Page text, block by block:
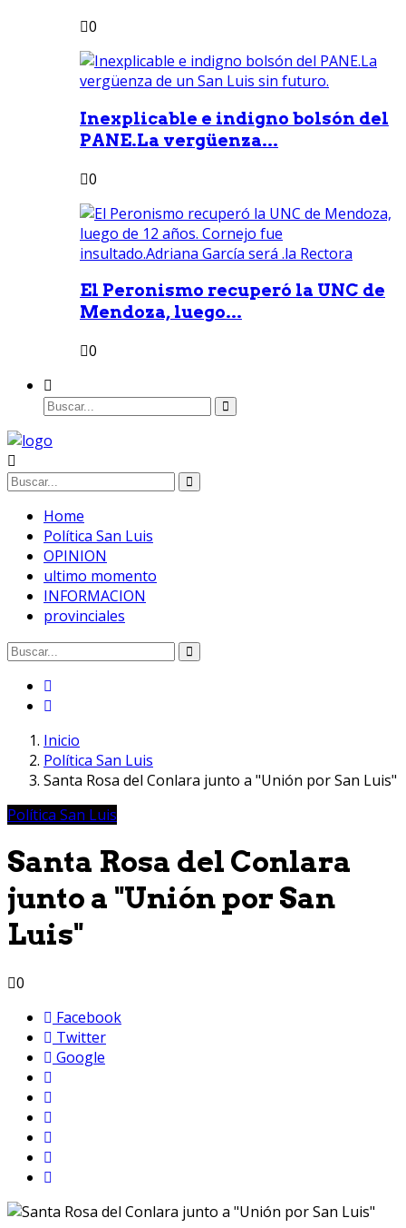
0
Inexplicable e indigno bolsón del
PANE.La vergüenza...
0
El Peronismo recuperó la UNC de
Mendoza, luego...
0
Home
Política San Luis
OPINION
ultimo momento
INFORMACION
provinciales
Inicio
Política San Luis
Santa Rosa del Conlara junto a "Unión por San Luis"
Política San Luis
Santa Rosa del Conlara
junto a "Unión por San
Luis"
0
Facebook
Twitter
Google